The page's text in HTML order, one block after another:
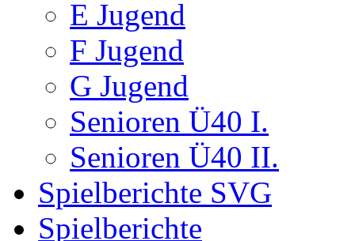
E Jugend
F Jugend
G Jugend
Senioren Ü40 I.
Senioren Ü40 II.
Spielberichte SVG
Spielberichte